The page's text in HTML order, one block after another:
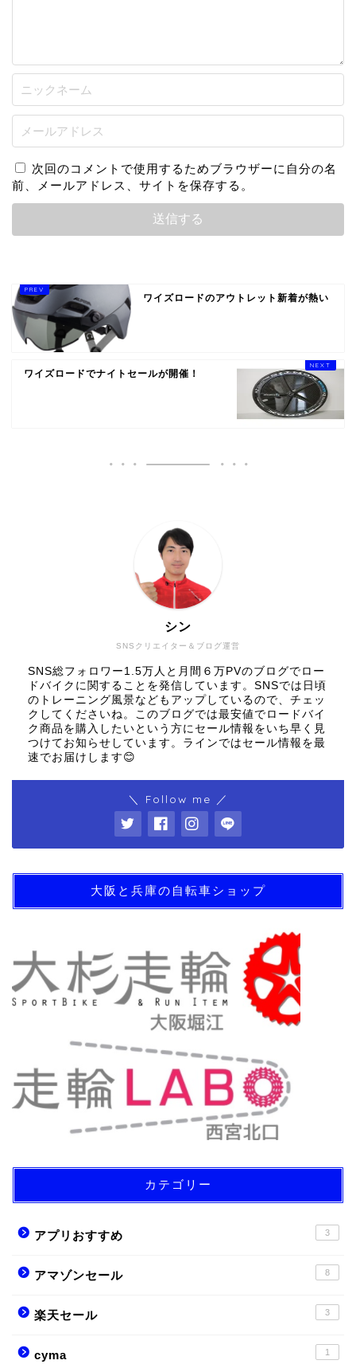
次回のコメントで使用するためブラウザーに自分の名
前、メールアドレス、サイトを保存する。
ワイズロードのアウトレット新着が熱い
ワイズロードでナイトセールが開催！
SNSクリエイター＆ブログ運営
シン
SNS総フォロワー1.5万人と月間６万PVのブログでロー
ドバイクに関することを発信しています。SNSでは日頃
のトレーニング風景などもアップしているので、チェッ
クしてくださいね。このブログでは最安値でロードバイ
ク商品を購入したいという方にセール情報をいち早く見
つけてお知らせしています。ラインではセール情報を最
速でお届けします😊
＼ Follow me ／
大阪と兵庫の自転車ショップ
カテゴリー
アプリおすすめ 3
アマゾンセール 8
楽天セール 3
cyma 1